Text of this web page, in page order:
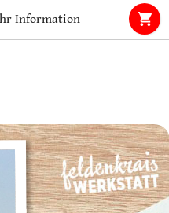
Information